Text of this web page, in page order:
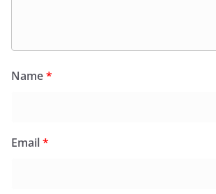
Name*
Email*